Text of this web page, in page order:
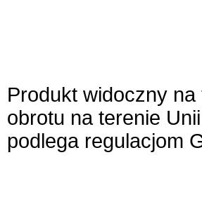
Produkt widoczny
obrotu na terenie
podlega regulacjom